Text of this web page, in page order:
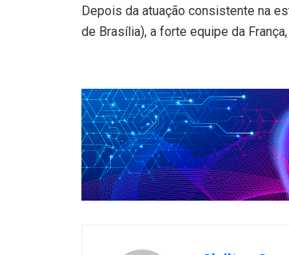
Depois da atuação consistente na
de Brasília), a forte equipe da